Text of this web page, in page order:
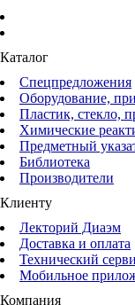
Каталог
Спецпредложения
Оборудование,
Пластик, стекло,
Химические
Предметный
Библиотека
Производители
Клиенту
Лекторий Диаэм
Доставка и оплата
Технический
Мобильное
Компания